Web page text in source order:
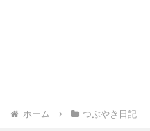
ホーム つぶやき日記